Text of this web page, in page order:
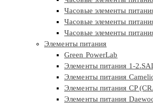
Часовые элементы
Часовые элементы
Часовые элементы
Элементы питания
Green PowerLab
Элементы питания 1-
Элементы питания
Элементы питания CP
Элементы питания